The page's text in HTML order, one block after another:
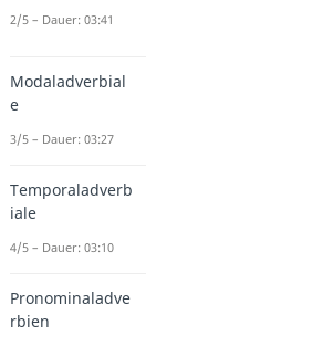
2/5 – Dauer: 03:41
Modaladverbial
e
3/5 – Dauer: 03:27
Temporaladverb
iale
4/5 – Dauer: 03:10
Pronominaladve
rbien